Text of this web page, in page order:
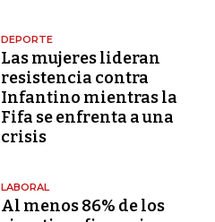
DEPORTE
Las mujeres lideran
resistencia contra
Infantino mientras la
Fifa se enfrenta a una
crisis
LABORAL
Al menos 86% de los